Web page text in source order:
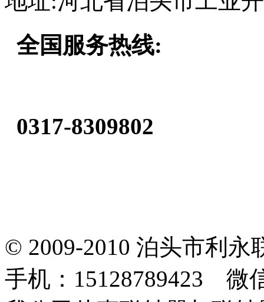
全国服务热线:
0317-8309802
© 2009-2010 泊头市利
手机：15128789423 微